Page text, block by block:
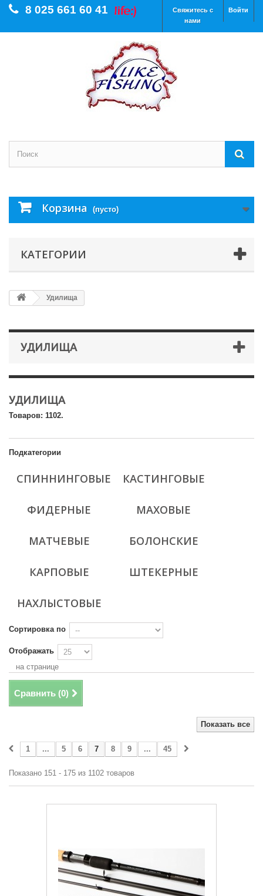
Войти
Свяжитесь с
нами
8 025 661 60 41
Корзина (пусто)
КАТЕГОРИИ
Удилища
УДИЛИЩА
УДИЛИЩА
Товаров: 1102.
Подкатегории
СПИННИНГОВЫЕ КАСТИНГОВЫЕ
ФИДЕРНЫЕ МАХОВЫЕ
МАТЧЕВЫЕ БОЛОНСКИЕ
КАРПОВЫЕ ШТЕКЕРНЫЕ
НАХЛЫСТОВЫЕ
Сортировка по
Отображать
на странице
Сравнить (0)
Показать все
1 ... 5 6 7 8 9 ... 45
Показано 151 - 175 из 1102 товаров